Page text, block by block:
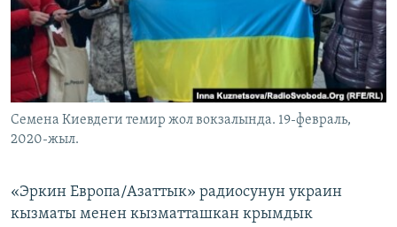
ЫҢГАЙСЫЗ СУРООЛОР
ЭЕ/АРнун бардык сайттары
Семена Киевдеги темир жол вокзалында. 19-февраль,
2020-жыл.
«Эркин Европа/Азаттык» радиосунун украин
кызматы менен кызматташкан крымдык